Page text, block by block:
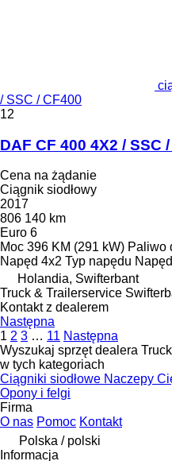
/ SSC / CF400
12
DAF CF 400 4X2 / SSC
Cena na żądanie
Ciągnik siodłowy
2017
806 140 km
Euro 6
Moc 396 KM (291 kW) Paliwo
Napęd 4x2 Typ napędu
Holandia, Swifterbant
Truck & Trailerservice
Kontakt z dealerem
Następna
1 2 3 … 11 Następna
Wyszukaj sprzęt dealera
w tych kategoriach
Ciągniki siodłowe Naczepy
Opony i felgi
Firma
O nas Pomoc Kontakt
Polska / polski
Informacja